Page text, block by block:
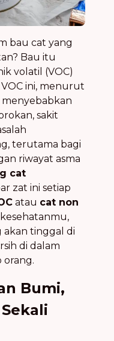
bau cat yang
Bau itu
volatil (VOC)
ini, menurut
sakit
terutama bagi
riwayat asma
cat
zat ini setiap
atau cat non
akan tinggal di
di dalam
orang.
Bumi,